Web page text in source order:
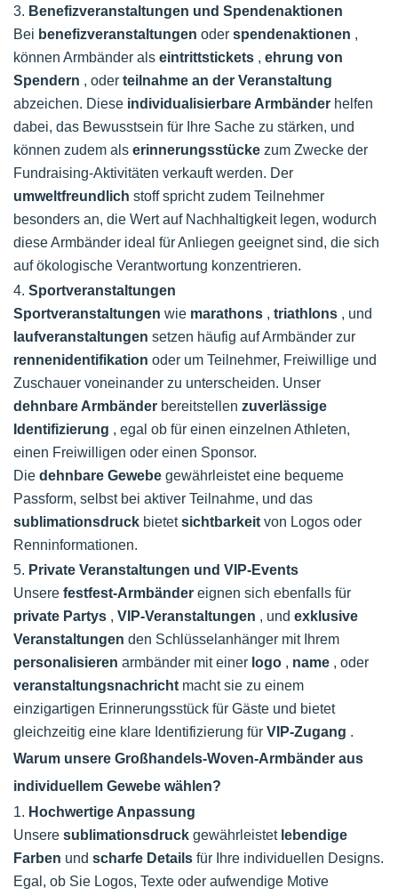
3. Benefizveranstaltungen und Spendenaktionen
Bei benefizveranstaltungen oder spendenaktionen ,
können Armbänder als eintrittstickets , ehrung von
Spendern , oder teilnahme an der Veranstaltung
abzeichen. Diese individualisierbare Armbänder helfen
dabei, das Bewusstsein für Ihre Sache zu stärken, und
können zudem als erinnerungsstücke zum Zwecke der
Fundraising-Aktivitäten verkauft werden. Der
umweltfreundlich stoff spricht zudem Teilnehmer
besonders an, die Wert auf Nachhaltigkeit legen, wodurch
diese Armbänder ideal für Anliegen geeignet sind, die sich
auf ökologische Verantwortung konzentrieren.
4. Sportveranstaltungen
Sportveranstaltungen wie marathons , triathlons , und
laufveranstaltungen setzen häufig auf Armbänder zur
rennenidentifikation oder um Teilnehmer, Freiwillige und
Zuschauer voneinander zu unterscheiden. Unser
dehnbare Armbänder bereitstellen zuverlässige
Identifizierung , egal ob für einen einzelnen Athleten,
einen Freiwilligen oder einen Sponsor.
Die dehnbare Gewebe gewährleistet eine bequeme
Passform, selbst bei aktiver Teilnahme, und das
sublimationsdruck bietetsichtbarkeit von Logos oder
Renninformationen.
5. Private Veranstaltungen und VIP-Events
Unsere festfest-Armbänder eignen sich ebenfalls für
private Partys , VIP-Veranstaltungen , und exklusive
Veranstaltungen den Schlüsselanhänger mit Ihrem
personalisieren armbänder mit einer logo , name , oder
veranstaltungsnachricht macht sie zu einem
einzigartigen Erinnerungsstück für Gäste und bietet
gleichzeitig eine klare Identifizierung für VIP-Zugang .
Warum unsere Großhandels-Woven-Armbänder aus
individuellem Gewebe wählen?
1. Hochwertige Anpassung
Unsere sublimationsdruck gewährleistet lebendige
Farben und scharfe Details für Ihre individuellen Designs.
Egal, ob Sie Logos, Texte oder aufwendige Motive